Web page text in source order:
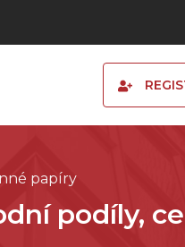
papíry
podíly,